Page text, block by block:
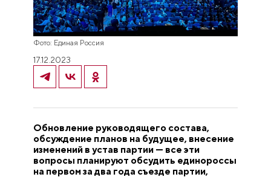
Фото: Единая Россия
17.12.2023
Обновление руководящего состава,
обсуждение планов на будущее, внесение
изменений в устав партии — все эти
вопросы планируют обсудить единороссы
на первом за два года съезде партии,